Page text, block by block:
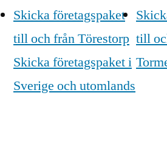
Skicka företagspaket
till och från Törestorp till
Skicka företagspaket i
Sverige och utomlands